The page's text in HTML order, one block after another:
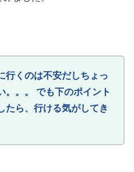
行くのは不安だしちょっ
。。。 でも下のポイント
たら、行ける気がしてき